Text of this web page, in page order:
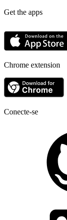
Get the apps
Chrome extension
Conecte-se